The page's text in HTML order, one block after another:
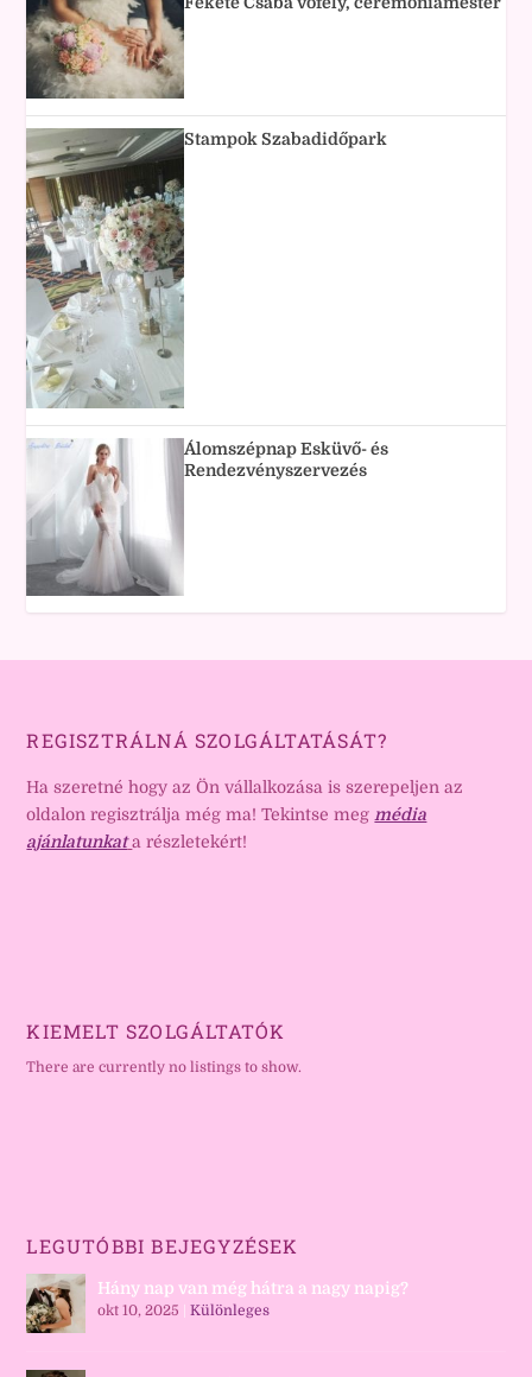
Stampok Szabadidőpark
Álomszépnap Esküvő- és
Rendezvényszervezés
REGISZTRÁLNÁ SZOLGÁLTATÁSÁT?
Ha szeretné hogy az Ön vállalkozása is szerepeljen az
oldalon regisztrálja még ma! Tekintse megmédia
ajánlatunkat a részletekért!
KIEMELT SZOLGÁLTATÓK
There are currently no listings to show.
LEGUTÓBBI BEJEGYZÉSEK
Hány nap van még hátra a nagy napig?
okt 10, 2025 |Különleges